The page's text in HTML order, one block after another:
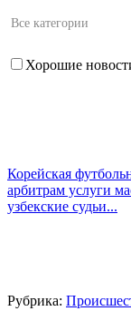
Все категории
Хорошие
Корейская
арбитрам услуги
узбекские судьи...
Рубрика: